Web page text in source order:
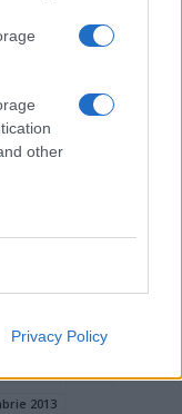
other
Privacy Policy
2013